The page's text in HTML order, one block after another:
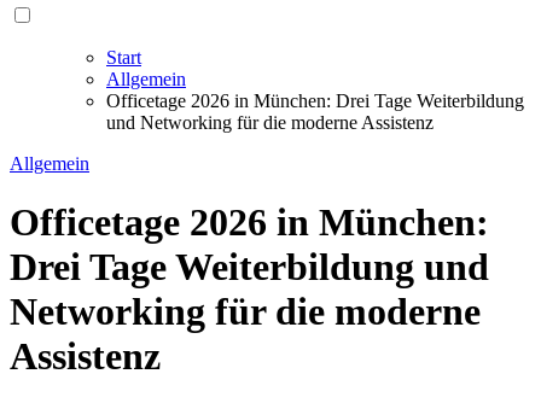
Start
Allgemein
Officetage 2026 in München: Drei Tage Weiterbildung
und Networking für die moderne Assistenz
Allgemein
Officetage 2026 in München:
Drei Tage Weiterbildung und
Networking für die moderne
Assistenz